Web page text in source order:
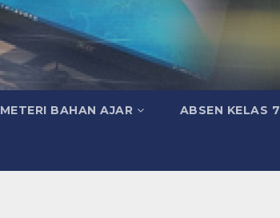
METERI BAHAN AJAR ABSEN KELAS 7